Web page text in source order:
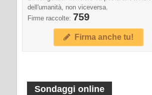
dell'umanità, non viceversa.
Firme raccolte: 759
Firma anche tu!
Sondaggi online